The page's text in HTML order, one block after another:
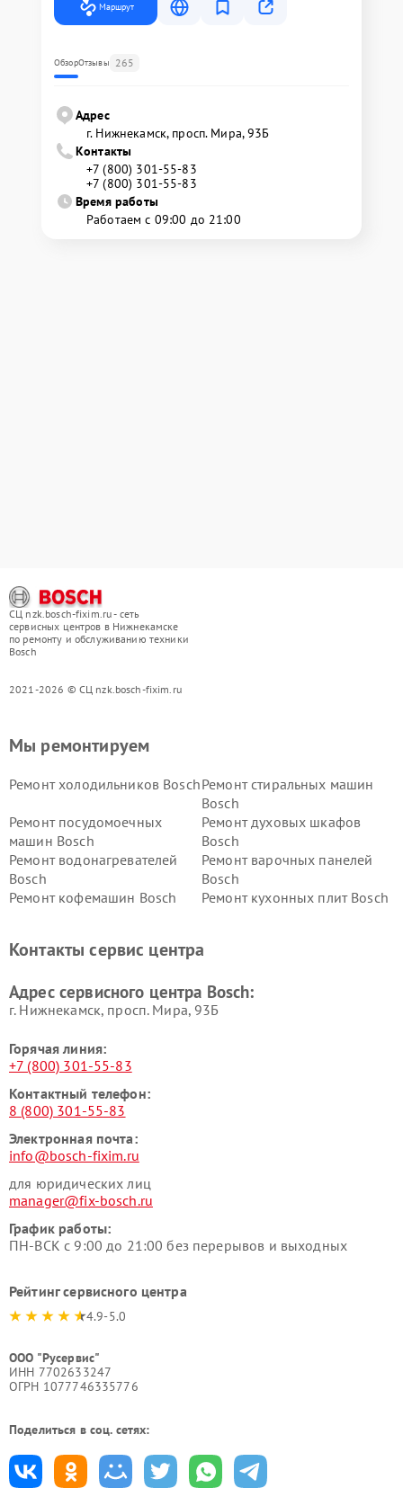
Маршрут
ОбзорОтзывы 265
Адрес
г. Нижнекамск, просп. Мира, 93Б
Контакты
+7 (800) 301-55-83
+7 (800) 301-55-83
Время работы
Работаем с 09:00 до 21:00
СЦ nzk.bosch-fixim.ru - сеть
сервисных центров в Нижнекамске
по ремонту и обслуживанию техники
Bosch
2021-2026 © СЦ nzk.bosch-fixim.ru
Мы ремонтируем
Ремонт холодильников BoschРемонт стиральных машин
Bosch
Ремонт посудомоечных
машин Bosch
Ремонт духовых шкафов
Bosch
Ремонт водонагревателей
Bosch
Ремонт варочных панелей
Bosch
Ремонт кофемашин Bosch
Ремонт кухонных плит Bosch
Ремонт сушильных автоматовРемонт морозильных камер
Контакты сервис центра
Адрес сервисного центра Bosch:
г. Нижнекамск, просп. Мира, 93Б
Горячая линия:
+7 (800) 301-55-83
Контактный телефон:
8 (800) 301-55-83
Электронная почта:
info@bosch-fixim.ru
для юридических лиц
manager@fix-bosch.ru
График работы:
ПН-ВСК с 9:00 до 21:00 без перерывов и выходных
Рейтинг сервисного центра
4.9-5.0
ООО "Русервис"
ИНН 7702633247
ОГРН 1077746335776
Поделиться в соц. сетях: